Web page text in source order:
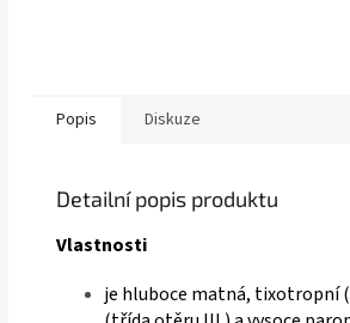
Popis Diskuze
Detailní popis produktu
Vlastnosti
je hluboce matná, tixotropní